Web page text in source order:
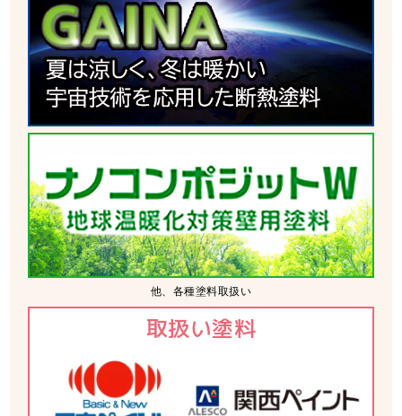
他、各種塗料取扱い
取扱い塗料